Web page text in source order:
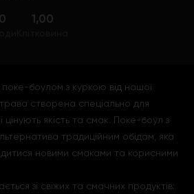
1,00
поке-боулом з куркою від нашої
створена спеціально для
цінують якість та смак. Поке-боул з
традиційним обідам, яка
новими смаками та корисними
зі свіжих та смачних продуктів: